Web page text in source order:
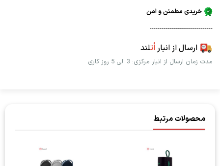
خریدی مطمئن و امن
--------------------------------
ارسال از انباراُتلند
مدت زمان ارسال از انبار مرکزی: 3 الی 5 روز کاری
محصولات مرتبط